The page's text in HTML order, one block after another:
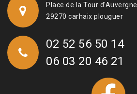
Place de la Tour d'Auvergne
29270 carhaix plouguer
02 52 56 50 14
06 03 20 46 21